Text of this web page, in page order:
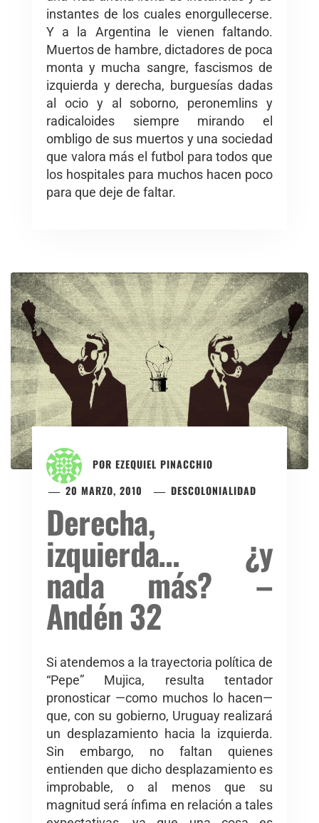
instantes de los cuales enorgullecerse.
Y a la Argentina le vienen faltando.
Muertos de hambre, dictadores de poca
monta y mucha sangre, fascismos de
izquierda y derecha, burguesías dadas
al ocio y al soborno, peronemlins y
radicaloides siempre mirando el
ombligo de sus muertos y una sociedad
que valora más el futbol para todos que
los hospitales para muchos hacen poco
para que deje de faltar.
POR EZEQUIEL PINACCHIO
20 MARZO, 2010
DESCOLONIALIDAD
Derecha,
izquierda… ¿y
nada más? –
Andén 32
Si atendemos a la trayectoria política de
“Pepe” Mujica, resulta tentador
pronosticar —como muchos lo hacen—
que, con su gobierno, Uruguay realizará
un desplazamiento hacia la izquierda.
Sin embargo, no faltan quienes
entienden que dicho desplazamiento es
improbable, o al menos que su
magnitud será ínfima en relación a tales